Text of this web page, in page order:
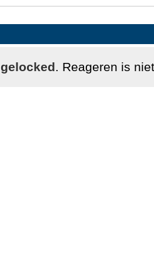
gelocked. Reageren is